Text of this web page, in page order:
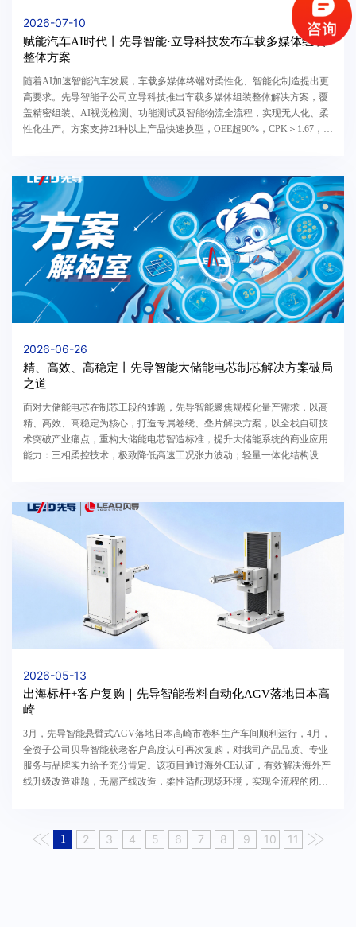
2026-07-10
赋能汽车AI时代丨先导智能·立导科技发布车载多媒体组装
整体方案
随着AI加速智能汽车发展，车载多媒体终端对柔性化、智能化制造提出更
高要求。先导智能子公司立导科技推出车载多媒体组装整体解决方案，覆
盖精密组装、AI视觉检测、功能测试及智能物流全流程，实现无人化、柔
性化生产。方案支持21种以上产品快速换型，OEE超90%，CPK＞1.67，为
2026-06-26
精、高效、高稳定丨先导智能大储能电芯制芯解决方案破局
之道
面对大储能电芯在制芯工段的难题，先导智能聚焦规模化量产需求，以高
精、高效、高稳定为核心，打造专属卷绕、叠片解决方案，以全栈自研技
术突破产业痛点，重构大储能电芯智造标准，提升大储能系统的商业应用
能力：三相柔控技术，极致降低高速工况张力波动；轻量一体化结构设
大储能电芯的不同工艺路线，分别推出了专属AI智速卷绕机与EV&ESS高
速切叠一体机，达成线速度5m/s的卷绕工艺和单工位0.6s/pcs的叠片工艺。
2026-05-13
出海标杆+客户复购｜先导智能卷料自动化AGV落地日本高
崎
3月，先导智能悬臂式AGV落地日本高崎市卷料生产车间顺利运行，4月，
全资子公司贝导智能获老客户高度认可再次复购，对我司产品品质、专业
服务与品牌实力给予充分肯定。该项目通过海外CE认证，有效解决海外产
线升级改造难题，无需产线改造，柔性适配现场环境，实现全流程的闭环
1 2 3 4 5 6 7 8 9 10 11